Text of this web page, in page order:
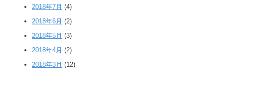
2018年7月 (4)
2018年6月 (2)
2018年5月 (3)
2018年4月 (2)
2018年3月 (12)